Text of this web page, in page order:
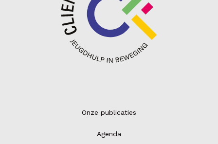
Onze publicaties
Agenda